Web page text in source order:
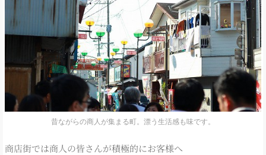
昔ながらの商人が集まる町。漂う生活感も味です。
商店街では商人の皆さんが積極的にお客様へ